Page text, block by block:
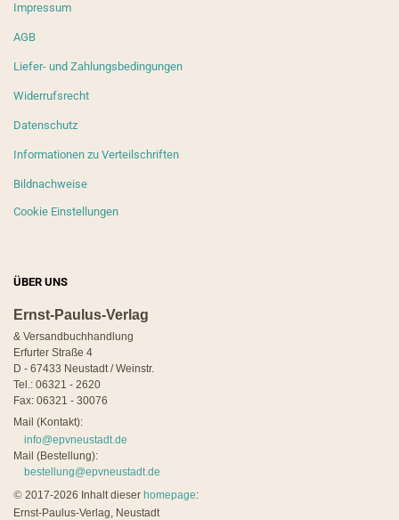
Impressum
AGB
Liefer- und Zahlungsbedingungen
Widerrufsrecht
Datenschutz
Informationen zu Verteilschriften
Bildnachweise
Cookie Einstellungen
ÜBER UNS
Ernst-Paulus-Verlag
& Versandbuchhandlung
Erfurter Straße 4
D - 67433 Neustadt / Weinstr.
Tel.: 06321 - 2620
Fax: 06321 - 30076
Mail (Kontakt):
info@epvneustadt.de
Mail (Bestellung):
bestellung@epvneustadt.de
© 2017-2026 Inhalt dieser homepage:
Ernst-Paulus-Verlag, Neustadt